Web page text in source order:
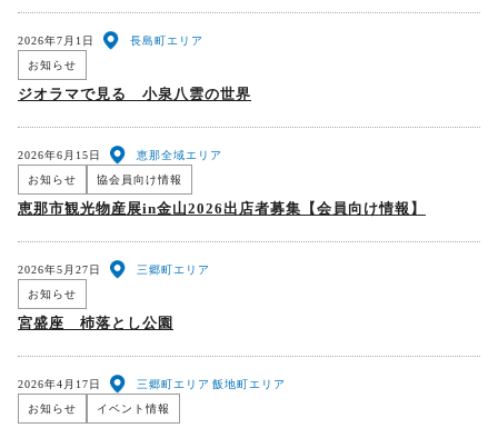
ジオラマで見る 小泉八雲の世界
お知らせ
2026年7月1日 長島町エリア
恵那市観光物産展in金山2026出店者募集【会員向け情報】
お知らせ 協会員向け情報
2026年6月15日 恵那全域エリア
宮盛座 杮落とし公園
お知らせ
2026年5月27日 三郷町エリア
お知らせ イベント情報
2026年4月17日 三郷町エリア 飯地町エリア